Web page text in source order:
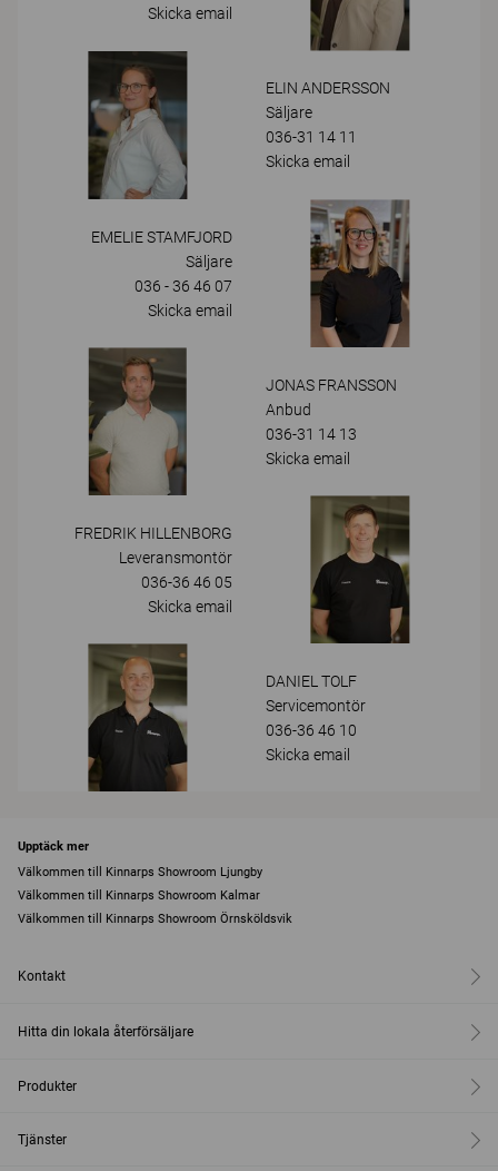
Skicka email
ELIN ANDERSSON
Säljare
036-31 14 11
Skicka email
EMELIE STAMFJORD
Säljare
036 - 36 46 07
Skicka email
JONAS FRANSSON
Anbud
036-31 14 13
Skicka email
FREDRIK HILLENBORG
Leveransmontör
036-36 46 05
Skicka email
DANIEL TOLF
Servicemontör
036-36 46 10
Skicka email
Upptäck mer
Välkommen till Kinnarps Showroom Ljungby
Välkommen till Kinnarps Showroom Kalmar
Välkommen till Kinnarps Showroom Örnsköldsvik
Kontakt
Hitta din lokala återförsäljare
Produkter
Tjänster